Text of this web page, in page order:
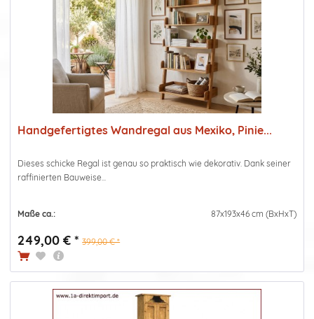
Handgefertigtes Wandregal aus Mexiko, Pinie...
Dieses schicke Regal ist genau so praktisch wie dekorativ. Dank seiner
raffinierten Bauweise...
Maße ca.: 87x193x46 cm (BxHxT)
249,00 € * 399,00 € *